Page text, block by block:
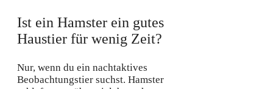
Ist ein Hamster ein gutes
Haustier für wenig Zeit?
Nur, wenn du ein nachtaktives
Beobachtungstier suchst. Hamster